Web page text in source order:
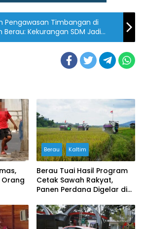
Pengawasan Timbangan di
Berau: Kekurangan SDM Jadi
Orang
Berau Kaltim
Berau Tuai Hasil Program
Cetak Sawah Rakyat,
Panen Perdana Digelar di